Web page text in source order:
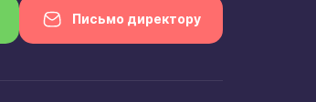
Письмо директору